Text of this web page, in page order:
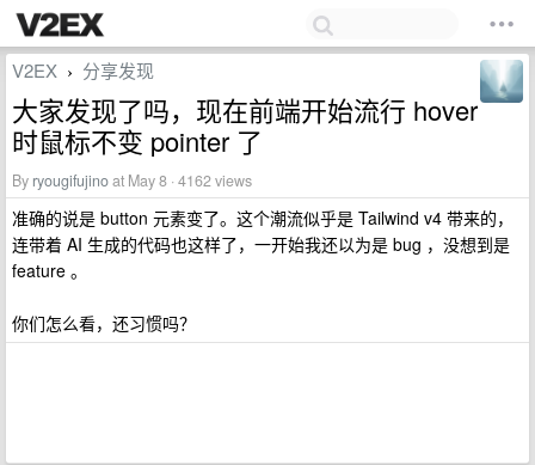
V2EX › 分享发现
大家发现了吗，现在前端开始流行 hover
时鼠标不变 pointer 了
By ryougifujinoat May 8 · 4162 views
准确的说是 button 元素变了。这个潮流似乎是 Tailwind v4 带来的，
连带着 AI 生成的代码也这样了，一开始我还以为是 bug ，没想到是
feature 。
你们怎么看，还习惯吗？